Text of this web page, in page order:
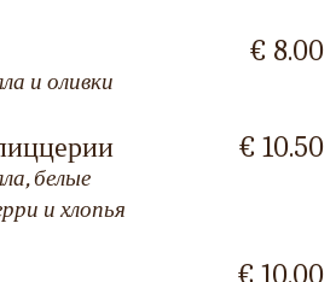
и оливки
€ 8.00
белые
и хлопья
€ 10.50
€ 10.00